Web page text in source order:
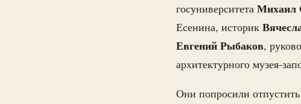
госуниверситета Михаил
Есенина, историк
Евгений Рыбаков,
архитектурного музея-
Они попросили